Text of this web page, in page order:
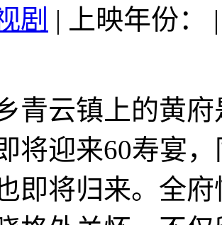
剧 | 上映年份：
|
青云镇上的黄
将迎来60寿宴
即将归来。全